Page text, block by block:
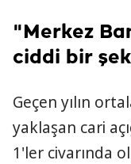
"Merkez
ciddi bir
Geçen yılın
yaklaşan cari
1'ler civarında